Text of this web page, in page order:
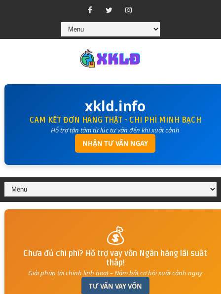
xkld.info
CAM KẾT ĐƠN HÀNG THẬT - CHI PHÍ MINH BẠCH
Hỗ trợ tận tâm từ lúc tư vấn đến khi xuất cảnh
NHẬN TƯ VẤN NGAY
💰
Chưa đủ chi phí? Hỗ trợ vay vốn Ngân hàng lãi suất
thấp!
Giải pháp tài chính linh hoạt – Nắm bắt cơ hội xuất cảnh ngay
TƯ VẤN VAY VỐN